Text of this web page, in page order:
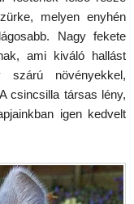
melyen enyhén
Nagy fekete
ami kiváló hallást
növényekkel,
csincsilla társas lény,
igen kedvelt